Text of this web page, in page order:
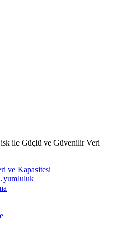
ile Güçlü ve Güvenilir Veri
ve Kapasitesi